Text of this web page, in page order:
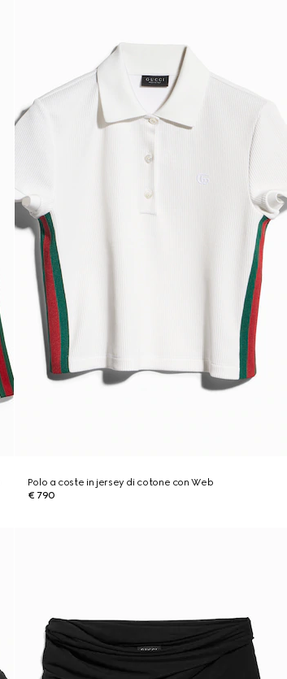
Polo a coste in jersey di cotone con Web
€ 790